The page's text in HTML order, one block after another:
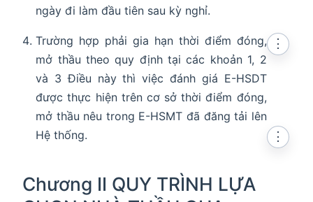
ngày đi làm đầu tiên sau kỳ nghỉ.
Trường hợp phải gia hạn thời điểm đóng,
mở thầu theo quy định tại các khoản 1, 2
và 3 Điều này thì việc đánh giá E-HSDT
được thực hiện trên cơ sở thời điểm đóng,
mở thầu nêu trong E-HSMT đã đăng tải lên
Hệ thống.
⋮
Chương II QUY TRÌNH LỰA
⋮